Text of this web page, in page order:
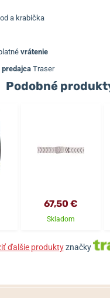
a krabička
vrátenie
Traser
Podobné
67,50 €
Skladom
ďalšie produktyznačky